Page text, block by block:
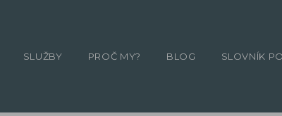
SLUŽBY PROČ MY? BLOG SLOVNÍK